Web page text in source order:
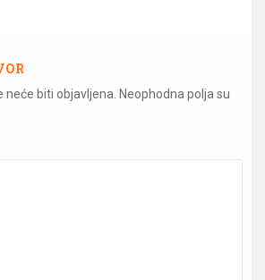
biti objavljena. Neophodna polja su